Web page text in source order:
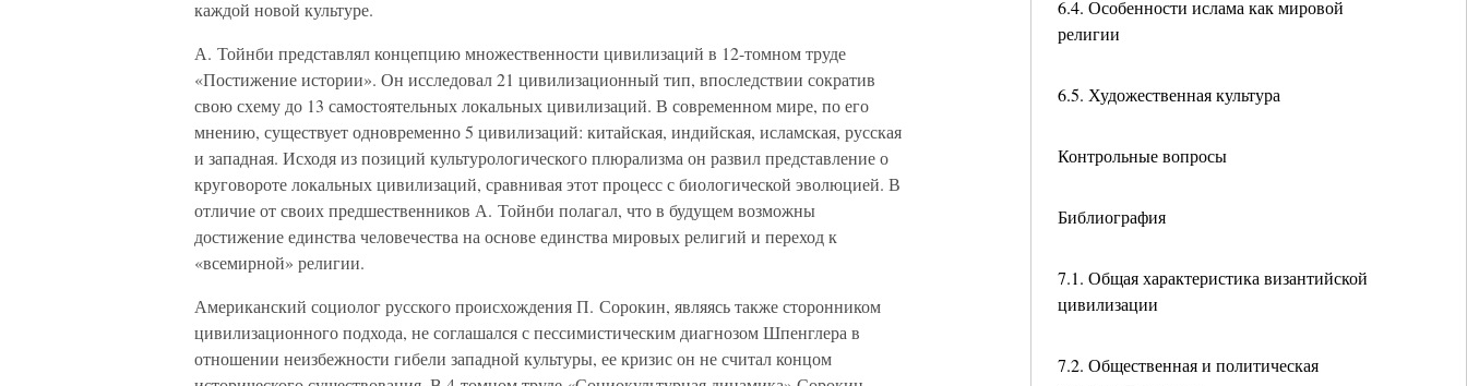
6.4. Особенности ислама как мировой
религии
6.5. Художественная культура
Контрольные вопросы
Библиография
7.1. Общая характеристика византийской
цивилизации
7.2. Общественная и политическая
каждой новой культуре.
А. Тойнби представлял концепцию множественности цивилизаций в 12-томном труде
«Постижение истории». Он исследовал 21 цивилизационный тип, впоследствии сократив
свою схему до 13 самостоятельных локальных цивилизаций. В современном мире, по его
мнению, существует одновременно 5 цивилизаций: китайская, индийская, исламская, русская
и западная. Исходя из позиций культурологического плюрализма он развил представление о
круговороте локальных цивилизаций, сравнивая этот процесс с биологической эволюцией. В
отличие от своих предшественников А. Тойнби полагал, что в будущем возможны
достижение единства человечества на основе единства мировых религий и переход к
«всемирной» религии.
Американский социолог русского происхождения П. Сорокин, являясь также сторонником
цивилизационного подхода, не соглашался с пессимистическим диагнозом Шпенглера в
отношении неизбежности гибели западной культуры, ее кризис он не считал концом